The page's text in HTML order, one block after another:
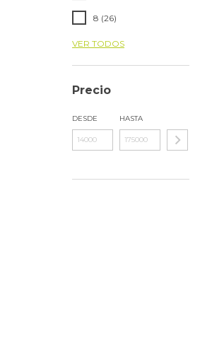
8 (26)
VER TODOS
Precio
DESDE HASTA